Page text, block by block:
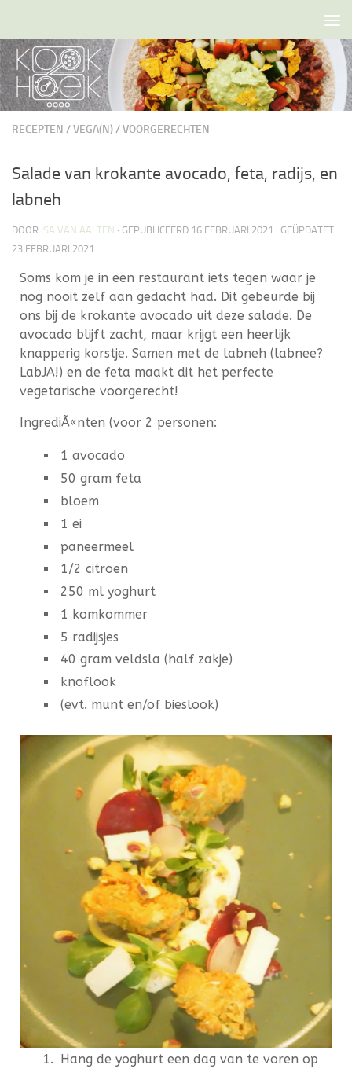
RECEPTEN /VEGA(N)/VOORGERECHTEN
Salade van krokante avocado, feta, radijs, en
labneh
DOOR ISA VAN AALTEN · GEPUBLICEERD 16 FEBRUARI 2021 · GEÜPDATET
23 FEBRUARI 2021
Soms kom je in een restaurant iets tegen waar je
nog nooit zelf aan gedacht had. Dit gebeurde bij
ons bij de krokante avocado uit deze salade. De
avocado blijft zacht, maar krijgt een heerlijk
knapperig korstje. Samen met de labneh (labnee?
LabJA!) en de feta maakt dit het perfecte
vegetarische voorgerecht!
IngrediÃ«nten (voor 2 personen:
1 avocado
50 gram feta
bloem
1 ei
paneermeel
1/2 citroen
250 ml yoghurt
1 komkommer
5 radijsjes
40 gram veldsla (half zakje)
knoflook
(evt. munt en/of bieslook)
Hang de yoghurt een dag van te voren op